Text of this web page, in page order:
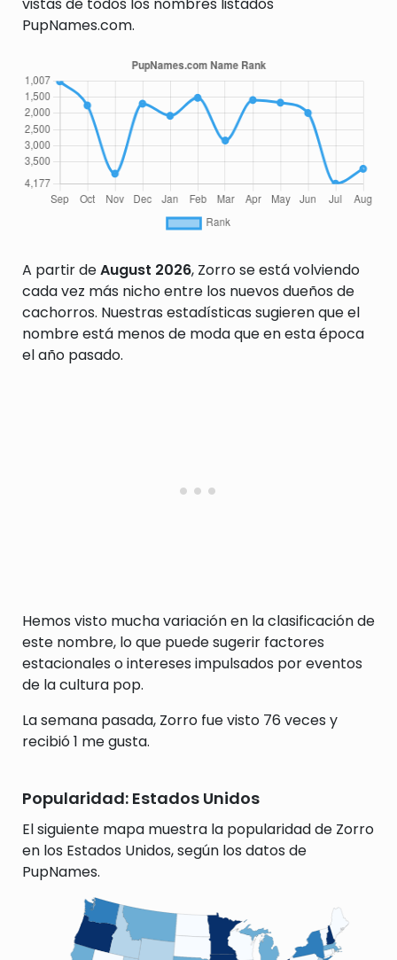
PupNames.com.
A partir deAugust 2026, Zorro se está volviendo
cada vez más nicho entre los nuevos dueños de
cachorros. Nuestras estadísticas sugieren que el
nombre está menos de moda que en esta época
el año pasado.
Hemos visto mucha variación en la clasificación de
este nombre, lo que puede sugerir factores
estacionales o intereses impulsados por eventos
de la cultura pop.
La semana pasada, Zorro fue visto 76 veces y
recibió 1 me gusta.
Popularidad: Estados Unidos
El siguiente mapa muestra la popularidad de Zorro
en los Estados Unidos, según los datos de
PupNames.